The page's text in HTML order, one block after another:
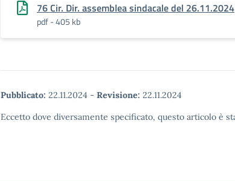
76 Cir. Dir. assemblea sindacale del 26.11.2024
pdf - 405 kb
Pubblicato: 22.11.2024 - Revisione: 22.11.2024
Eccetto dove diversamente specificato, questo articolo è